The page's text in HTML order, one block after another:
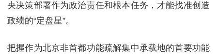
央决策部署作为政治责任和根本任务，才能找准创造
政绩的“定盘星”。
把握作为北京非首都功能疏解集中承载地的首要功能